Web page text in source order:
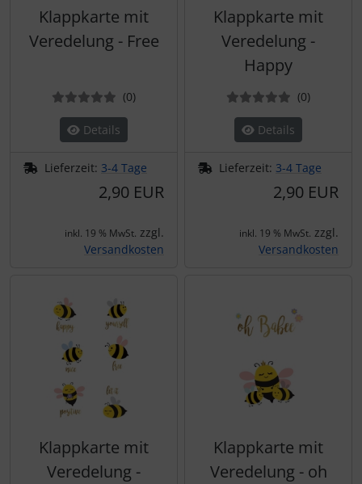
Klappkarte mit
Veredelung - Free
(0Bewertungen
)
Details
Lieferzeit: 3-4 Tage
2,90 EUR
inkl. 19 % MwSt. zzgl.
Versandkosten
Klappkarte mit
Veredelung -
Happy
(0)
Details
Lieferzeit: 3-4 Tage
2,90 EUR
inkl. 19 % MwSt. zzgl.
Versandkosten
Klappkarte mit
Veredelung -
Klappkarte mit
Veredelung - oh